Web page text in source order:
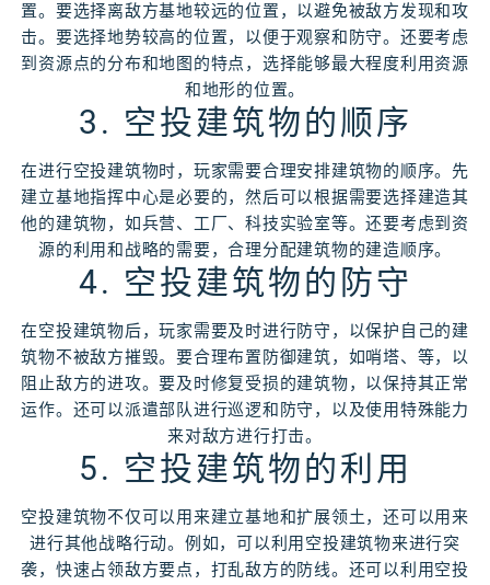
置。要选择离敌方基地较远的位置，以避免被敌方发现和攻
击。要选择地势较高的位置，以便于观察和防守。还要考虑
到资源点的分布和地图的特点，选择能够最大程度利用资源
和地形的位置。
3. 空投建筑物的顺序
在进行空投建筑物时，玩家需要合理安排建筑物的顺序。先
建立基地指挥中心是必要的，然后可以根据需要选择建造其
他的建筑物，如兵营、工厂、科技实验室等。还要考虑到资
源的利用和战略的需要，合理分配建筑物的建造顺序。
4. 空投建筑物的防守
在空投建筑物后，玩家需要及时进行防守，以保护自己的建
筑物不被敌方摧毁。要合理布置防御建筑，如哨塔、等，以
阻止敌方的进攻。要及时修复受损的建筑物，以保持其正常
运作。还可以派遣部队进行巡逻和防守，以及使用特殊能力
来对敌方进行打击。
5. 空投建筑物的利用
空投建筑物不仅可以用来建立基地和扩展领土，还可以用来
进行其他战略行动。例如，可以利用空投建筑物来进行突
袭，快速占领敌方要点，打乱敌方的防线。还可以利用空投